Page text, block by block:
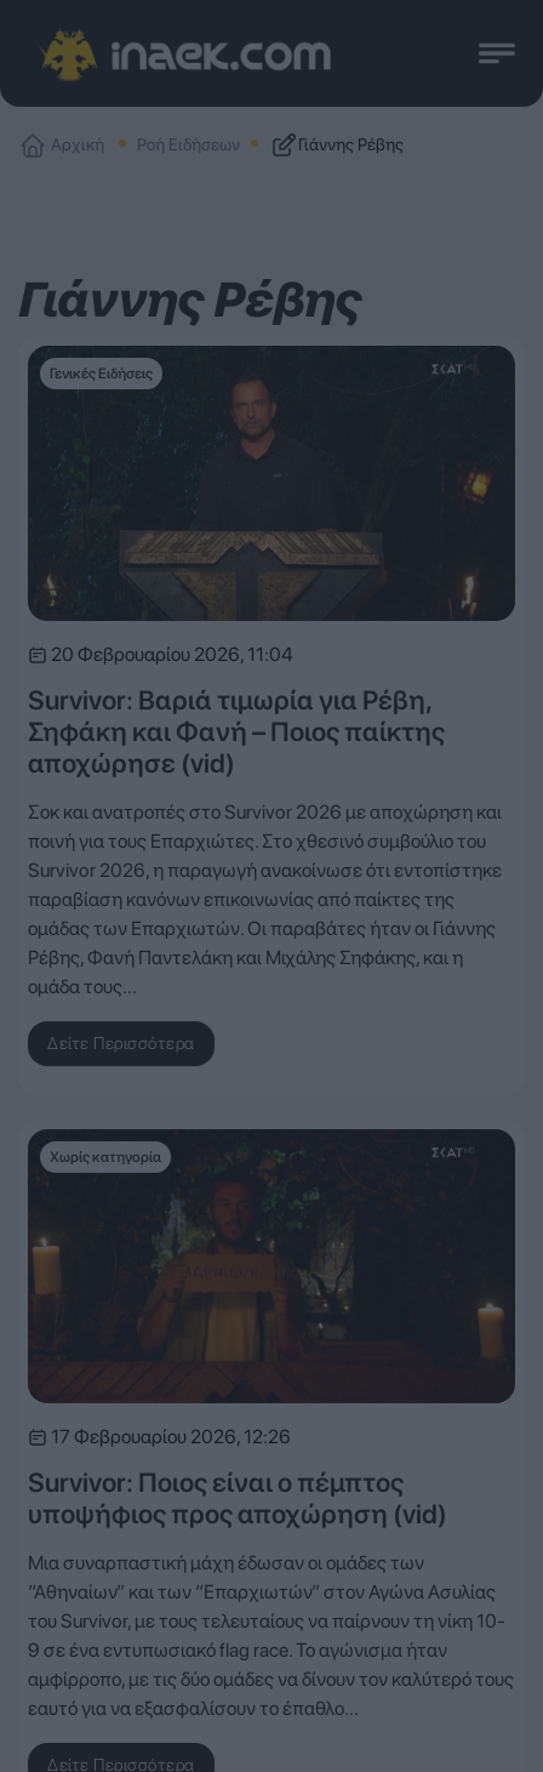
Αρχική Ροή Ειδήσεων Γιάννης Ρέβης
Γιάννης Ρέβης
Γενικές Ειδήσεις
20 Φεβρουαρίου 2026, 11:04
Survivor: Βαριά τιμωρία για Ρέβη,
Σηφάκη και Φανή – Ποιος παίκτης
αποχώρησε (vid)
Σοκ και ανατροπές στο Survivor 2026 με αποχώρηση και
ποινή για τους Επαρχιώτες. Στο χθεσινό συμβούλιο του
Survivor 2026, η παραγωγή ανακοίνωσε ότι εντοπίστηκε
παραβίαση κανόνων επικοινωνίας από παίκτες της
ομάδας των Επαρχιωτών. Οι παραβάτες ήταν οι Γιάννης
Ρέβης, Φανή Παντελάκη και Μιχάλης Σηφάκης, και η
ομάδα τους…
Δείτε Περισσότερα
Χωρίς κατηγορία
17 Φεβρουαρίου 2026, 12:26
Survivor: Ποιος είναι ο πέμπτος
υποψήφιος προς αποχώρηση (vid)
Μια συναρπαστική μάχη έδωσαν οι ομάδες των
“Αθηναίων” και των “Επαρχιωτών” στον Αγώνα Ασυλίας
του Survivor, με τους τελευταίους να παίρνουν τη νίκη 10-
9 σε ένα εντυπωσιακό flag race. Το αγώνισμα ήταν
αμφίρροπο, με τις δύο ομάδες να δίνουν τον καλύτερό τους
εαυτό για να εξασφαλίσουν το έπαθλο…
Δείτε Περισσότερα